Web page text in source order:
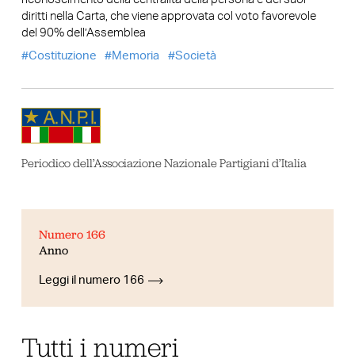
diritti nella Carta, che viene approvata col voto favorevole
del 90% dell’Assemblea
Costituzione
Memoria Società
Periodico dell’Associazione Nazionale Partigiani d’Italia
Numero 166
Anno
Leggi il numero 166
Tutti i numeri